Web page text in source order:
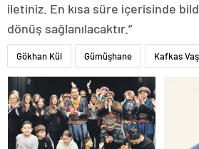
iletiniz. En kısa süre içerisinde
dönüş sağlanılacaktır.”
Gökhan Kül Gümüşhane Kafkas